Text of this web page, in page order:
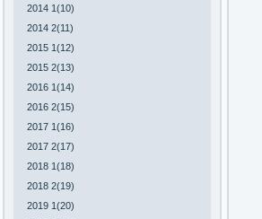
2014 1(10)
2014 2(11)
2015 1(12)
2015 2(13)
2016 1(14)
2016 2(15)
2017 1(16)
2017 2(17)
2018 1(18)
2018 2(19)
2019 1(20)